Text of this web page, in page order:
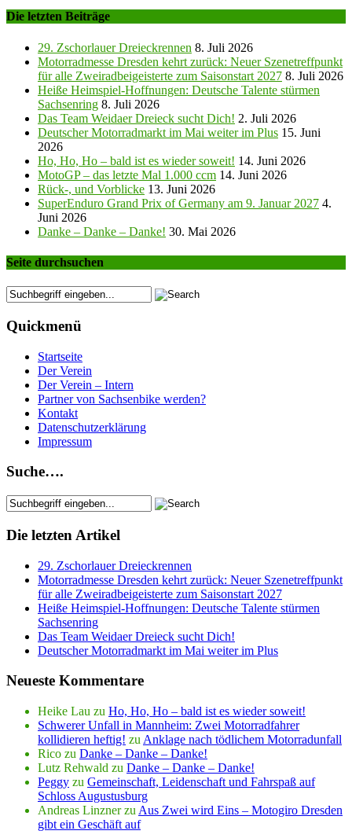
Die letzten Beiträge
29. Zschorlauer Dreieckrennen 8. Juli 2026
Motorradmesse Dresden kehrt zurück: Neuer Szenetreffpunkt
für alle Zweiradbeigeisterte zum Saisonstart 2027 8. Juli 2026
Heiße Heimspiel-Hoffnungen: Deutsche Talente stürmen
Sachsenring 8. Juli 2026
Das Team Weidaer Dreieck sucht Dich! 2. Juli 2026
Deutscher Motorradmarkt im Mai weiter im Plus 15. Juni
2026
Ho, Ho, Ho – bald ist es wieder soweit! 14. Juni 2026
MotoGP – das letzte Mal 1.000 ccm 14. Juni 2026
Rück-, und Vorblicke 13. Juni 2026
SuperEnduro Grand Prix of Germany am 9. Januar 2027 4.
Juni 2026
Danke – Danke – Danke! 30. Mai 2026
Seite durchsuchen
Quickmenü
Startseite
Der Verein
Der Verein – Intern
Partner von Sachsenbike werden?
Kontakt
Datenschutzerklärung
Impressum
Suche….
Die letzten Artikel
29. Zschorlauer Dreieckrennen
Motorradmesse Dresden kehrt zurück: Neuer Szenetreffpunkt
für alle Zweiradbeigeisterte zum Saisonstart 2027
Heiße Heimspiel-Hoffnungen: Deutsche Talente stürmen
Sachsenring
Das Team Weidaer Dreieck sucht Dich!
Deutscher Motorradmarkt im Mai weiter im Plus
Neueste Kommentare
Heike Lau zu Ho, Ho, Ho – bald ist es wieder soweit!
Schwerer Unfall in Mannheim: Zwei Motorradfahrer
kollidieren heftig! zu Anklage nach tödlichem Motorradunfall
Rico zu Danke – Danke – Danke!
Lutz Rehwald zu Danke – Danke – Danke!
Peggy zu Gemeinschaft, Leidenschaft und Fahrspaß auf
Schloss Augustusburg
Andreas Linznerzu Aus Zwei wird Eins – Motogiro Dresden
gibt ein Geschäft auf